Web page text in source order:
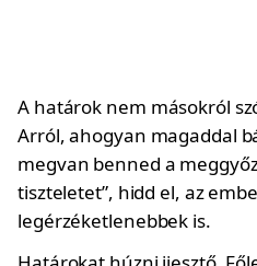
A határok nem másokról
Arról, ahogyan magaddal
megvan benned a
tiszteletet”, hidd el, az
legérzéketlenebbek is.